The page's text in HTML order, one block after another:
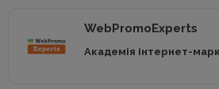
WebPromoExperts
Академія інтернет-